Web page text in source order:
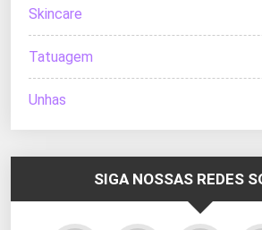
Skincare
Tatuagem
Unhas
SIGA NOSSAS REDES